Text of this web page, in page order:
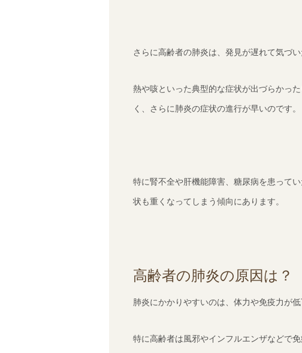
さらに高齢者の肺炎は、発見が遅れて気づ
熱や咳といった典型的な症状が出づらかっ
く、さらに肺炎の症状の進行が早いのです。
特に腎不全や肝機能障害、糖尿病を患って
状も重くなってしまう傾向にあります。
高齢者の肺炎の原因は？
肺炎にかかりやすいのは、体力や免疫力が低
特に高齢者は風邪やインフルエンザなどで